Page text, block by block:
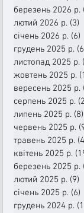
березень 2026 р.
лютий 2026 р. (3)
січень 2026 р. (6)
грудень 2025 р.
листопад 2025 р.
жовтень 2025 р.
вересень 2025 р.
серпень 2025 р.
липень 2025 р. (8)
червень 2025 р.
травень 2025 р.
квітень 2025 р.
березень 2025 р.
лютий 2025 р. (9)
січень 2025 р. (6)
грудень 2024 р.